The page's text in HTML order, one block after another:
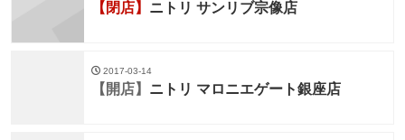
【閉店】 ニトリ サンリブ宗像店
2017-03-14
【開店】 ニトリ マロニエゲート銀座店